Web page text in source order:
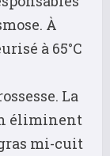
À
à 65°C
La
éliminent
mi-cuit